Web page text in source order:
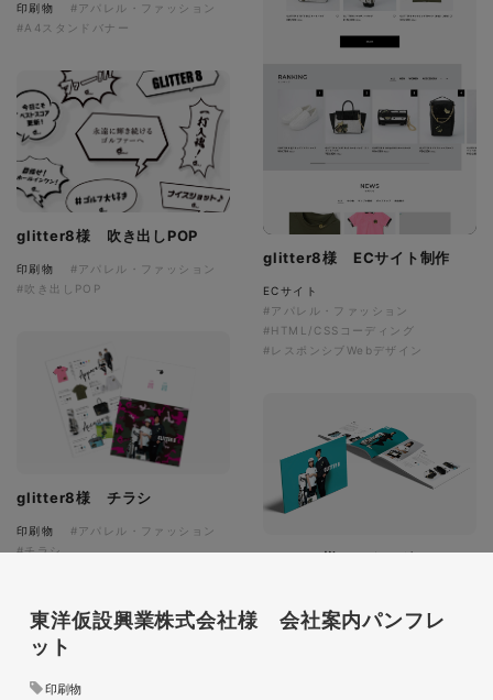
glitter8様 ECサイト制作
ECサイト
#アパレル・ファッション
#HTML/CSSコーディング
#レスポンシブWebデザイン
印刷物
#アパレル・ファッション
#A4スタンドバナー
glitter8様 吹き出しPOP
印刷物
#アパレル・ファッション
#吹き出しPOP
glitter8様 チラシ
印刷物
#アパレル・ファッション
#チラシ
glitter8様 カタログ
#カタログ
東洋仮設興業株式会社様 会社案内パンフレ
ット
印刷物